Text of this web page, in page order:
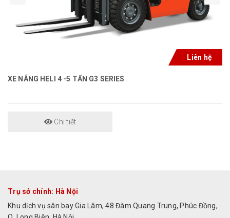
Liên hệ
XE NÂNG HELI 4 -5 TẤN G3 SERIES
Chi tiết
Trụ sở chính: Hà Nội
Khu dịch vụ sân bay Gia Lâm, 48 Đàm Quang Trung, Phúc Đồng,